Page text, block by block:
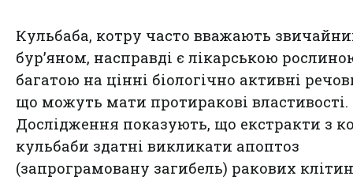
Кульбаба, котру часто вважають
бур’яном, насправді є лікарською
багатою на цінні біологічно активні
що можуть мати протиракові властивості.
Дослідження показують, що екстракти з
кульбаби здатні викликати апоптоз
(запрограмовану загибель) ракових